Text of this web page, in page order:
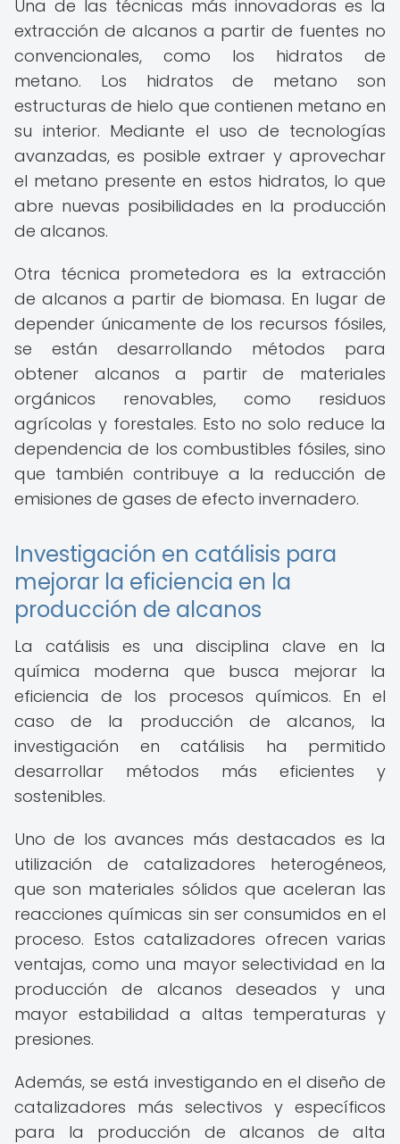
Una de las técnicas más innovadoras es la
extracción de alcanos a partir de fuentes no
convencionales, como los hidratos de
metano. Los hidratos de metano son
estructuras de hielo que contienen metano en
su interior. Mediante el uso de tecnologías
avanzadas, es posible extraer y aprovechar
el metano presente en estos hidratos, lo que
abre nuevas posibilidades en la producción
de alcanos.
Otra técnica prometedora es la extracción
de alcanos a partir de biomasa. En lugar de
depender únicamente de los recursos fósiles,
se están desarrollando métodos para
obtener alcanos a partir de materiales
orgánicos renovables, como residuos
agrícolas y forestales. Esto no solo reduce la
dependencia de los combustibles fósiles, sino
que también contribuye a la reducción de
emisiones de gases de efecto invernadero.
Investigación en catálisis para
mejorar la eficiencia en la
producción de alcanos
La catálisis es una disciplina clave en la
química moderna que busca mejorar la
eficiencia de los procesos químicos. En el
caso de la producción de alcanos, la
investigación en catálisis ha permitido
desarrollar métodos más eficientes y
sostenibles.
Uno de los avances más destacados es la
utilización de catalizadores heterogéneos,
que son materiales sólidos que aceleran las
reacciones químicas sin ser consumidos en el
proceso. Estos catalizadores ofrecen varias
ventajas, como una mayor selectividad en la
producción de alcanos deseados y una
mayor estabilidad a altas temperaturas y
presiones.
Además, se está investigando en el diseño de
catalizadores más selectivos y específicos
para la producción de alcanos de alta